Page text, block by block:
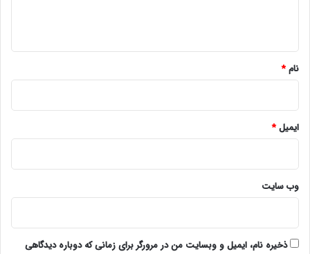
نام*
ایمیل*
وب‌ سایت
ذخیره نام، ایمیل و وبسایت من در مرورگر برای زمانی که دوباره دیدگاهی